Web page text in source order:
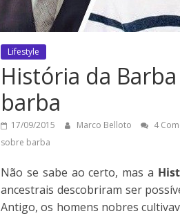
Lifestyle
História da
barba
17/09/2015 Marco Belloto 4
sobre barba
Não se sabe ao certo, mas a
ancestrais descobriram ser
Antigo, os homens nobres